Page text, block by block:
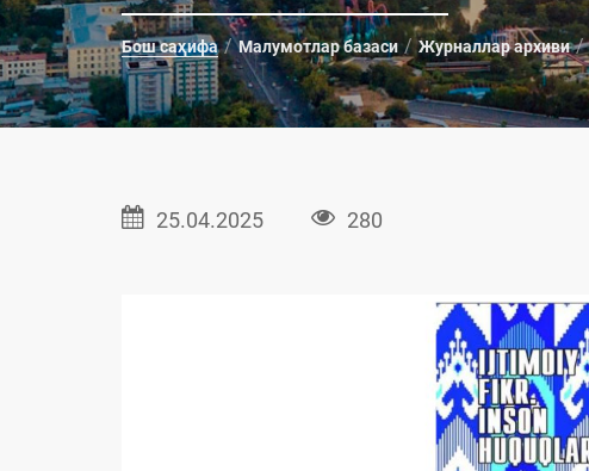
Бош саҳифа Малумотлар базаси Журналлар архиви
25.04.2025 280